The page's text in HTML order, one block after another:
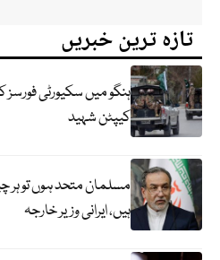
تازہ ترین خبریں
کیپٹن شہید
مسلمان متحد ہوں تو ہر
ہیں، ایرانی وزیر خارجہ